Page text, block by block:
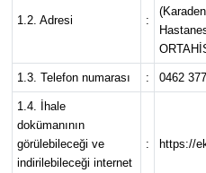
1.2. Adresi :
1.3. Telefon numarası : 0462
1.4. İhale
dokümanının
görülebileceği ve
indirilebileceği internet
: https://
Röportaj
Manşet
Köşe Yazıları
Karikatür Galeri